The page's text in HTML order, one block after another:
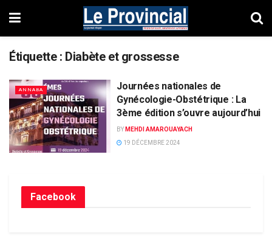
Étiquette : Diabète et grossesse
ANNABA
Journées nationales de
Gynécologie-Obstétrique : La
3ème édition s’ouvre aujourd’hui
BY MEHDI AMAROUAYACH
19 DÉCEMBRE 2024
Facebook